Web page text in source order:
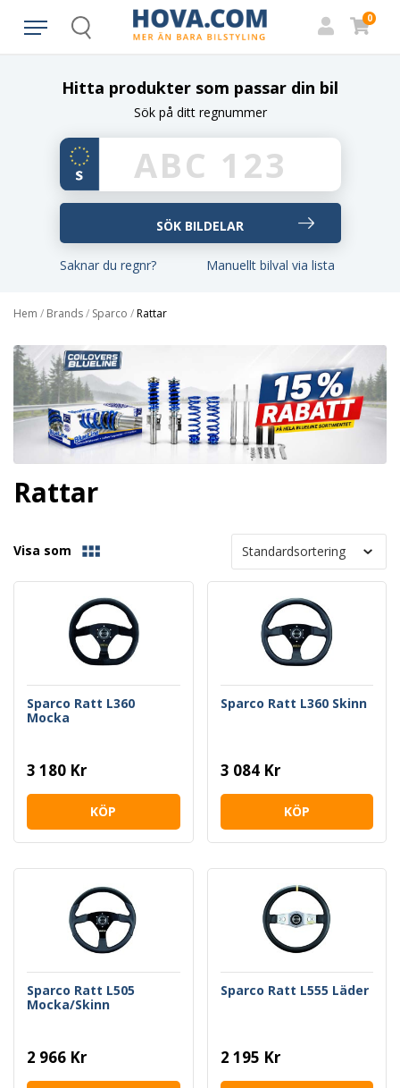
Search
0
Hitta produkter som passar din bil
Sök på ditt regnummer
Saknar du regnr? Manuellt bilval via lista
Hem / Brands/ Sparco /Rattar
Rattar
Visa som
Sparco Ratt L360
Mocka
3 180 Kr
KÖP
Sparco Ratt L360 Skinn
3 084 Kr
KÖP
Sparco Ratt L505
Mocka/Skinn
2 966 Kr
Sparco Ratt L555 Läder
2 195 Kr